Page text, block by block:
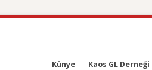
Künye Kaos GL Derneği